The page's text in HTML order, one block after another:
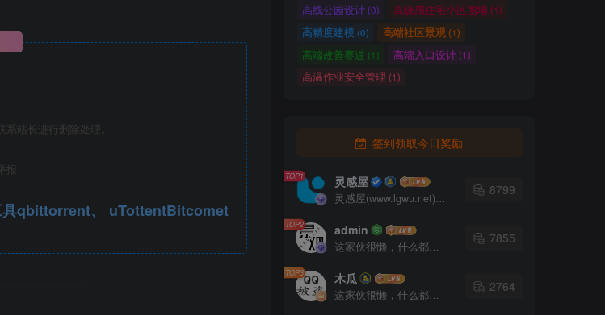
内容。根据不同性质的绿地采取不同的配
缘线变化的合理与艺术性，展现园林景观
速生、中生与慢生树种的合理搭配种植。
站长进行删除处理。
报
uTottentBitcomet
高线公园设计 (0) 高级感住宅小区围墙(1)
高精度建模 (0) 高端社区景观 (1)
高端改善赛道 (1) 高端入口设计(1)
高温作业安全管理 (1)
签到领取今日奖励
TOP1 灵感屋
灵感屋(www.lgwu.net)尽可能为每一位设计师提供更全面、更精致、更具有创意感的设计素材。努力成为景观设计师展示实力和互相学习的优质网络资源发布平台。
8799
TOP2 admin
这家伙很懒，什么都没有写...
7855
TOP3 木瓜
这家伙很懒，什么都没有写...
2764